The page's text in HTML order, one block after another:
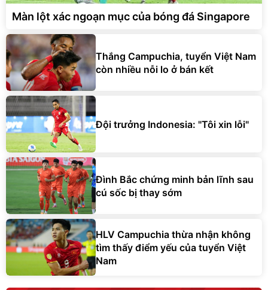
Màn lột xác ngoạn mục của bóng đá Singapore
Thắng Campuchia, tuyển Việt Nam
còn nhiều nỗi lo ở bán kết
Đội trưởng Indonesia: "Tôi xin lỗi"
Đình Bắc chứng minh bản lĩnh sau
cú sốc bị thay sớm
HLV Campuchia thừa nhận không
tìm thấy điểm yếu của tuyển Việt
Nam